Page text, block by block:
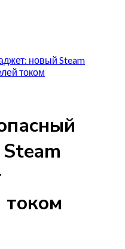
новый Steam
током
током